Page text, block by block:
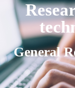
General